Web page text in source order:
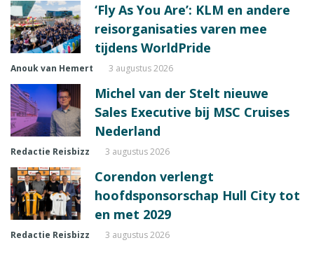
‘Fly As You Are’: KLM en andere
reisorganisaties varen mee
tijdens WorldPride
Anouk van Hemert 3 augustus 2026
Michel van der Stelt nieuwe
Sales Executive bij MSC Cruises
Nederland
Redactie Reisbizz 3 augustus 2026
Corendon verlengt
hoofdsponsorschap Hull City tot
en met 2029
Redactie Reisbizz 3 augustus 2026